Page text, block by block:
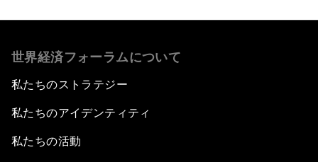
世界経済フォーラムについて
私たちのストラテジー
私たちのアイデンティティ
私たちの活動